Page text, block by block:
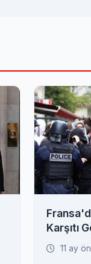
Karşıtı
Yüzlerce
11 ay